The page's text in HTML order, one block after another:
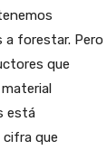
forestar. Pero
que
está
que